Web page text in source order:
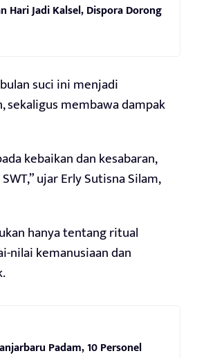
Hari Jadi Kalsel, Dispora Dorong
suci ini menjadi
membawa dampak
kebaikan dan kesabaran,
ujar Erly Sutisna Silam,
hanya tentang ritual
nilai kemanusiaan dan
Padam, 10 Personel